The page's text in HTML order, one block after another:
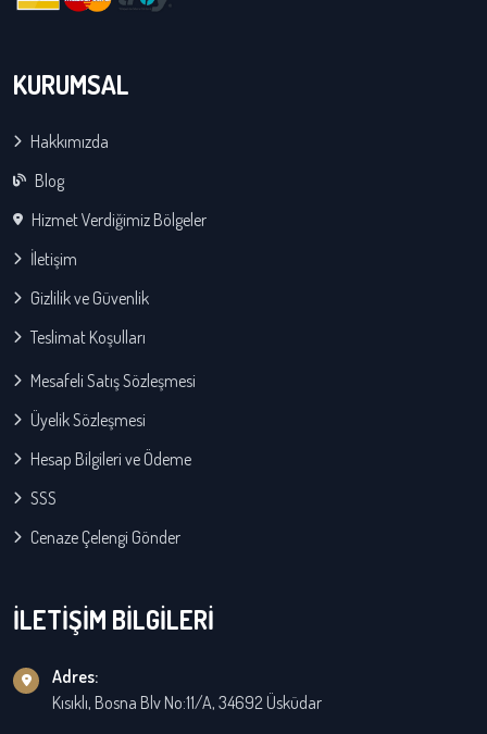
KURUMSAL
Hakkımızda
Blog
Hizmet Verdiğimiz Bölgeler
İletişim
Gizlilik ve Güvenlik
Teslimat Koşulları
Mesafeli Satış Sözleşmesi
Üyelik Sözleşmesi
Hesap Bilgileri ve Ödeme
SSS
Cenaze Çelengi Gönder
İLETİŞİM BİLGİLERİ
Adres:
Kısıklı, Bosna Blv No:11/A, 34692 Üsküdar